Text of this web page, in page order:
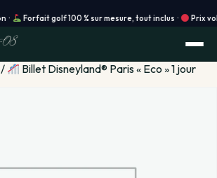
Forfait golf 100 % sur mesure, tout inclus · Prix vols en
/ Billet Disneyland® Paris « Eco » 1 jour